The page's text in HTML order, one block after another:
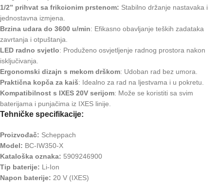
1/2” prihvat sa frikcionim prstenom: Stabilno držanje nastavaka i
jednostavna izmjena.
Brzina udara do 3600 u/min: Efikasno obavljanje teških zadataka
zavrtanja i otpuštanja.
LED radno svjetlo: Produženo osvjetljenje radnog prostora nakon
isključivanja.
Ergonomski dizajn s mekom drškom: Udoban rad bez umora.
Praktična kopča za kaiš: Idealno za rad na ljestvama i u pokretu.
Kompatibilnost s IXES 20V serijom: Može se koristiti sa svim
baterijama i punjačima iz IXES linije.
Tehničke specifikacije:
Proizvođač: Scheppach
Model: BC-IW350-X
Kataloška oznaka: 5909246900
Tip baterije: Li-Ion
Napon baterije: 20 V (IXES)